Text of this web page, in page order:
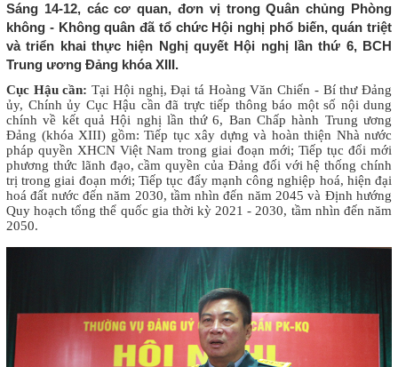
Sáng 14-12, các cơ quan, đơn vị trong Quân chủng Phòng
không - Không quân đã tổ chức Hội nghị phổ biến, quán triệt
và triển khai thực hiện Nghị quyết Hội nghị lần thứ 6, BCH
Trung ương Đảng khóa XIII.
Cục Hậu cần: Tại Hội nghị, Đại tá Hoàng Văn Chiến - Bí thư Đảng
ủy, Chính ủy Cục Hậu cần đã trực tiếp thông báo một số nội dung
chính về kết quả Hội nghị lần thứ 6, Ban Chấp hành Trung ương
Đảng (khóa XIII) gồm: Tiếp tục xây dựng và hoàn thiện Nhà nước
pháp quyền XHCN Việt Nam trong giai đoạn mới; Tiếp tục đổi mới
phương thức lãnh đạo, cầm quyền của Đảng đối với hệ thống chính
trị trong giai đoạn mới; Tiếp tục đẩy mạnh công nghiệp hoá, hiện đại
hoá đất nước đến năm 2030, tầm nhìn đến năm 2045 và Định hướng
Quy hoạch tổng thể quốc gia thời kỳ 2021 - 2030, tầm nhìn đến năm
2050.